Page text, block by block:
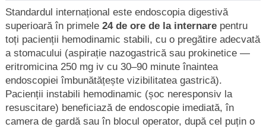
Standardul internațional este endoscopia digestivă
superioară în primele 24 de ore de la internarepentru
toți pacienții hemodinamic stabili, cu o pregătire adecvată
a stomacului (aspirație nazogastrică sau prokinetice —
eritromicina 250 mg iv cu 30–90 minute înaintea
endoscopiei îmbunătățește vizibilitatea gastrică).
Pacienții instabili hemodinamic (șoc neresponsiv la
resuscitare) beneficiază de endoscopie imediată, în
camera de gardă sau în blocul operator, după cel puțin o